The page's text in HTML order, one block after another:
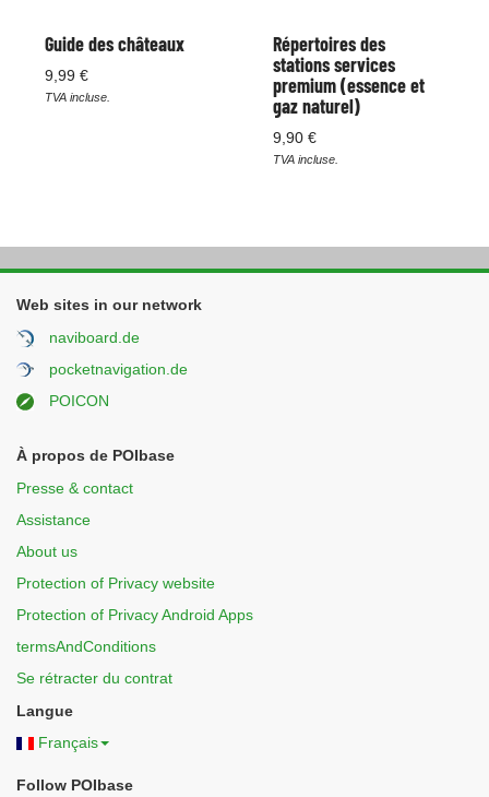
Guide des châteaux
9,99 €
TVA incluse.
Répertoires des
stations services
premium (essence et
gaz naturel)
9,90 €
TVA incluse.
Web sites in our network
naviboard.de
pocketnavigation.de
POICON
À propos de POIbase
Presse & contact
Assistance
About us
Protection of Privacy website
Protection of Privacy Android Apps
termsAndConditions
Se rétracter du contrat
Langue
Français
Follow POIbase